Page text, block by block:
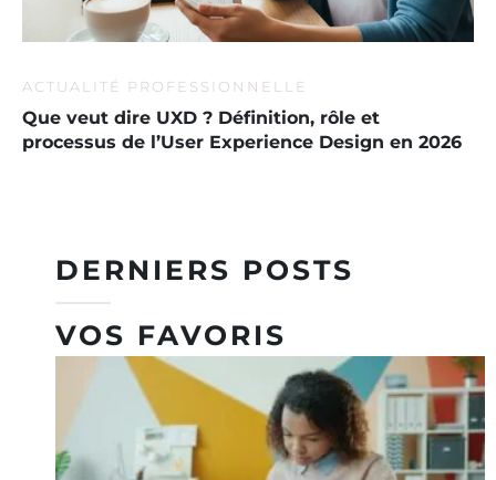
DERNIERS POSTS
VOS FAVORIS
ACTUALITÉ PROFESSIONNELLE
Que veut dire UXD ? Définition, rôle et
processus de l’User Experience Design en 2026